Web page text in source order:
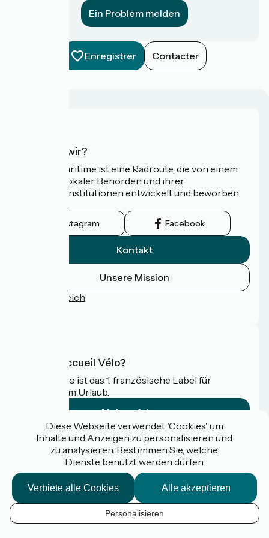
DE
Ein Problem melden
Enregistrer Contacter
Wer sind wir?
Die Vélomaritime ist eine Radroute, die von einem
Netzwerk lokaler Behörden und ihrer
Tourismusinstitutionen entwickelt und beworben
Instagram Facebook
Kontakt
Unsere Mission
Pressebereich
Was ist Accueil Vélo?
Accueil Vélo ist das 1. französische Label für
Radfahrer im Urlaub.
Mehr erfahren
Gefördert im Rahmen von Destination France
Espace pro / presse
FAQ
Plan du site
Diese Webseite verwendet 'Cookies' um
Inhalte und Anzeigen zu personalisieren und
zu analysieren. Bestimmen Sie, welche
Dienste benutzt werden dürfen
Alle akzeptieren
Verbiete alle Cookies
Personalisieren